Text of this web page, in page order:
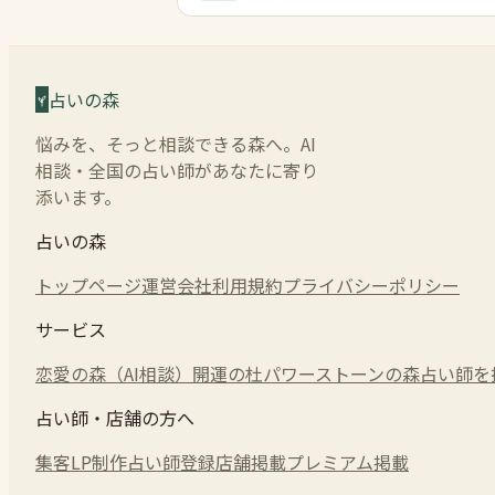
占いの森
悩みを、そっと相談できる森へ。AI
相談・全国の占い師があなたに寄り
添います。
占いの森
トップページ運営会社利用規約プライバシーポリシー
サービス
恋愛の森（AI相談） 開運の杜パワーストーンの森占い師
占い師・店舗の方へ
集客LP制作占い師登録店舗掲載プレミアム掲載